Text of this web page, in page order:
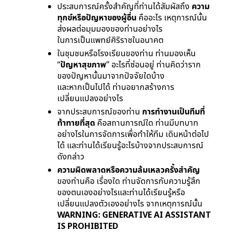
ประสบการณ์ครั้งสําคัญที่ท่านได้สัมผัสถึง ความ
ทุกข์หรือปัญหาของผู้อื่น คืออะไร เหตุการณ์นั้น
ส่งผลต่อมุมมองของท่านอย่างไร
ในการเป็นแพทย์ศิริราชในอนาคต
ในชุมชนหรือโรงเรียนของท่าน ท่านมองเห็น
“ปัญหาสุขภาพ” อะไรที่ซ่อนอยู่ ท่านคิดว่าราก
ของปัญหานั้นมาจากปัจจัยใดบ้าง
และหากเป็นไปได้ ท่านอยากสร้างการ
เปลี่ยนแปลงอย่างไร
จากประสบการณ์ของท่าน การทํางานเป็นทีมที่
ท้าทายที่สุด คือสถานการณ์ใด ท่านมีบทบาท
อย่างไรในการจัดการเพื่อทําให้ทีม เดินหน้าต่อไป
ได้ และท่านได้เรียนรู้อะไรบ้างจากประสบการณ์
ดังกล่าว
ความผิดพลาดหรือความล้มเหลวครั้งสําคัญ
ของท่านคือ เรื่องใด ท่านจัดการกับความรู้สึก
ของตนเองอย่างไรและท่านได้เรียนรู้หรือ
เปลี่ยนแปลงตัวเองอย่างไร จากเหตุการณ์นั้น
WARNING: GENERATIVE AI ASSISTANT
IS PROHIBITED